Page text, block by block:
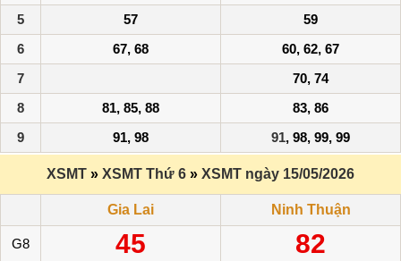
5
57
59
6
67, 68
60, 62, 67
7
70, 74
8
81, 85, 88
83, 86
9
91, 98 91, 98, 99, 99
XSMT » XSMT Thứ 6 » XSMT ngày 15/05/2026
Gia Lai Ninh Thuận
G8 45 82